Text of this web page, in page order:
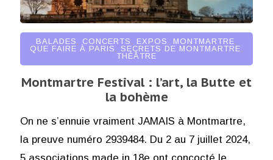
BALADES CONCERTS EXPOS MONTMARTRE
QUE FAIRE À PARIS
SECRETS DE MONTMARTRE
THÉÂTRE
Montmartre Festival : l’art, la Butte et
la bohème
On ne s’ennuie vraiment JAMAIS à Montmartre,
la preuve numéro 2939484. Du 2 au 7 juillet 2024,